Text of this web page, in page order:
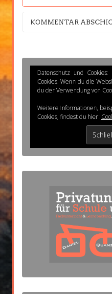
Datenschutz und
Cookies. Wenn du die
du der Verwendung von
Weitere Informationen,
Cookies, findest du hier: